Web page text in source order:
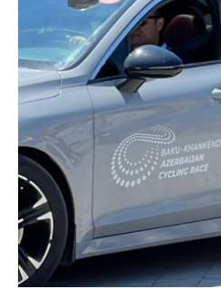
Mədəniyyət
Diaspor
Yüksəliş hekayəsi
Mədəniyyətimizin Zəfəri
Zəfər Diasporu
Səhiyyə
Ailə və uşaq
Turizm
İqtisadiyyat
İqtisadi xəbərlər
Energetika
Neft-qaz
Əmək və sosial siyasət
Kənd təsərrüfatı